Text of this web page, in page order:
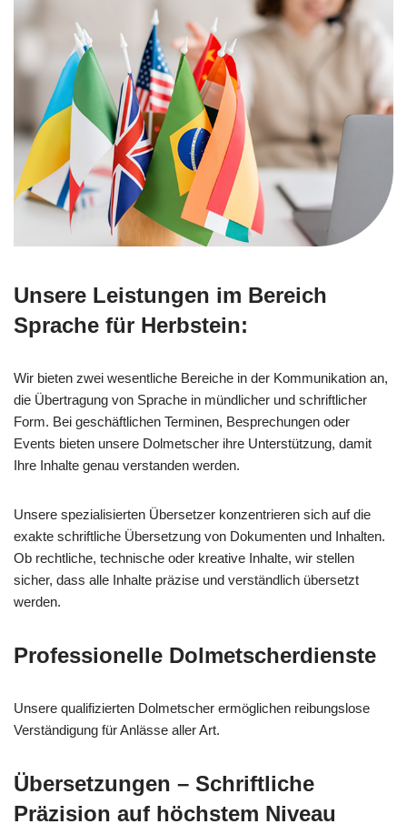
Unsere Leistungen im Bereich
Sprache für Herbstein:
Wir bieten zwei wesentliche Bereiche in der Kommunikation an,
die Übertragung von Sprache in mündlicher und schriftlicher
Form. Bei geschäftlichen Terminen, Besprechungen oder
Events bieten unsere Dolmetscher ihre Unterstützung, damit
Ihre Inhalte genau verstanden werden.
Unsere spezialisierten Übersetzer konzentrieren sich auf die
exakte schriftliche Übersetzung von Dokumenten und Inhalten.
Ob rechtliche, technische oder kreative Inhalte, wir stellen
sicher, dass alle Inhalte präzise und verständlich übersetzt
werden.
Professionelle Dolmetscherdienste
Unsere qualifizierten Dolmetscher ermöglichen reibungslose
Verständigung für Anlässe aller Art.
Übersetzungen – Schriftliche
Präzision auf höchstem Niveau